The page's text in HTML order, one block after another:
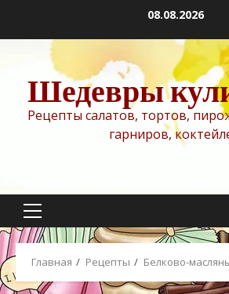
содержимому
08.08.2026
Шедевры
Рецепты салатов, тортов,
гарниров,
Основное
меню
Главная Рецепты Белково-